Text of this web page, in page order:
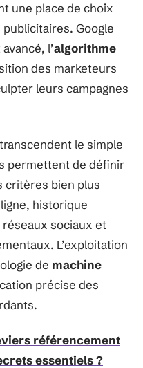
une place de choix
publicitaires. Google
l’algorithme
des marketeurs
leurs campagnes
transcendent le simple
permettent de définir
critères bien plus
historique
réseaux sociaux et
L’exploitation
de machine
précise des
référencement
essentiels ?